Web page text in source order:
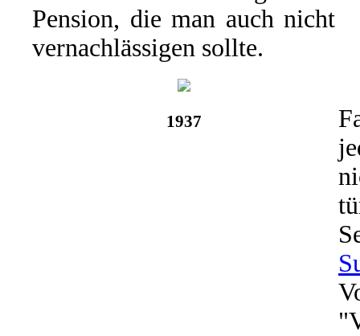
Pension, die man auch nicht
vernachlässigen sollte.
1937